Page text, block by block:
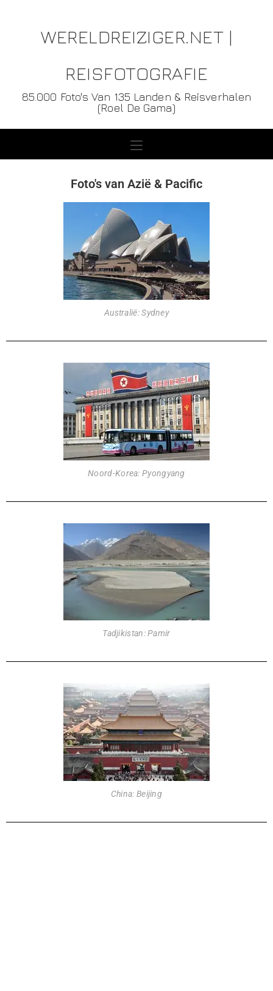
WERELDREIZIGER.NET |
REISFOTOGRAFIE
85.000 Foto's Van 135 Landen & Reisverhalen
(Roel De Gama)
Foto's van Azië & Pacific
Australië: Sydney
Noord-Korea: Pyongyang
Tadjikistan: Pamir
China: Beijing